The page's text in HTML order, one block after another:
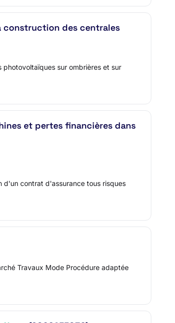
construction des centrales
sur ombrières et sur
et pertes financières dans
d'un contrat d'assurance tous risques
Travaux Mode Procédure adaptée